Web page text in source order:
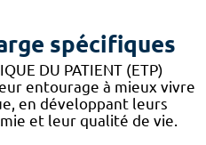
spécifiques
DU PATIENT (ETP)
entourage à mieux vivre
en développant leurs
et leur qualité de vie.